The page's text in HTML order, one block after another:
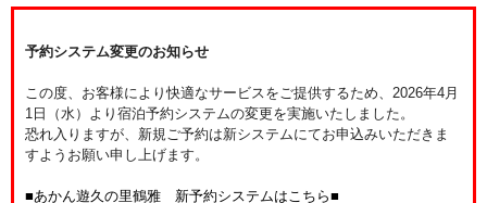
予約システム変更のお知らせ
この度、お客様により快適なサービスをご提供するため、2026年4月
1日（水）より宿泊予約システムの変更を実施いたしました。
恐れ入りますが、新規ご予約は新システムにてお申込みいただきま
すようお願い申し上げます。
■あかん遊久の里鶴雅 新予約システムはこちら■